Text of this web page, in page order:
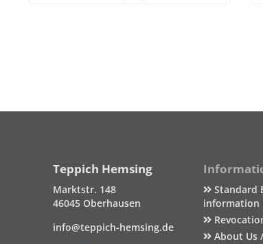
Teppich Hemsing
Marktstr. 148
46045 Oberhausen
info@teppich-hemsing.de
Standard
information
About Us